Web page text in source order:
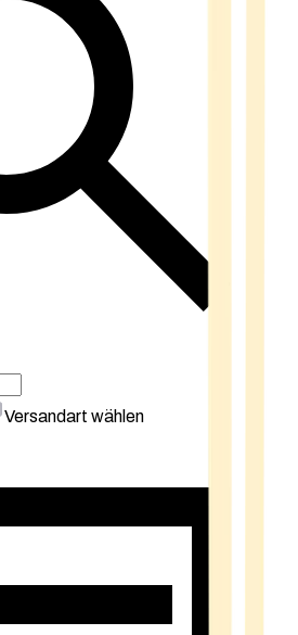
Versandart wählen